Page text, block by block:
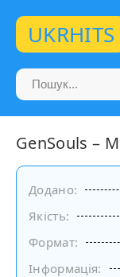
UKRHITS
GenSouls –
Додано:
Якість:
Формат:
Інформація: